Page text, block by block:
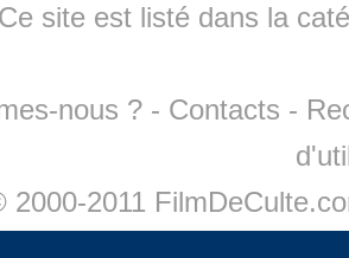
Ce site est listé dans la
nous ? - Contacts -
2000-2011